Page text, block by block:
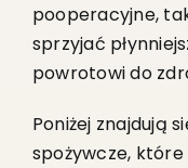
pooperacyjne,
sprzyjać
powrotowi do
Poniżej znajdują
spożywcze,